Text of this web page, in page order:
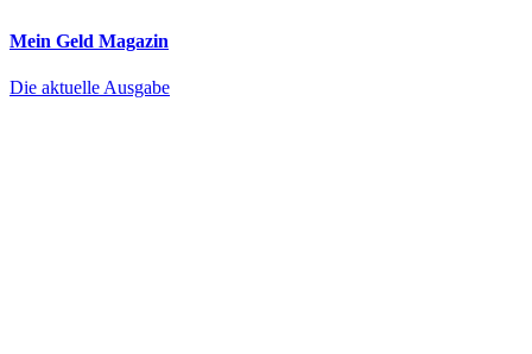
Mein Geld Magazin
Die aktuelle Ausgabe